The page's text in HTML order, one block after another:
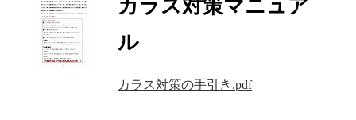
カラス対策マニュア
ル
カラス対策の手引き.pdf